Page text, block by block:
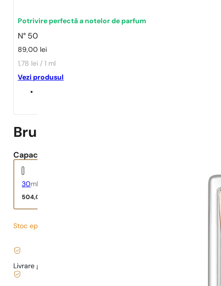
Potrivire perfectă a notelor de parfum
N° 50
89,00 lei
1,78 lei / 1 ml
Vezi produsul
Bruno Banani
Capacitate:
30ml
504,00
Stoc epuizat
Livrare gratuită de la